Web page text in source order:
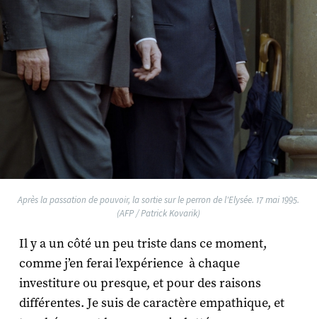
Après la passation de pouvoir, la sortie sur le perron de l'Elysée. 17 mai 1995.
(AFP / Patrick Kovarik)
Il y a un côté un peu triste dans ce moment,
comme j’en ferai l’expérience à chaque
investiture ou presque, et pour des raisons
différentes. Je suis de caractère empathique, et